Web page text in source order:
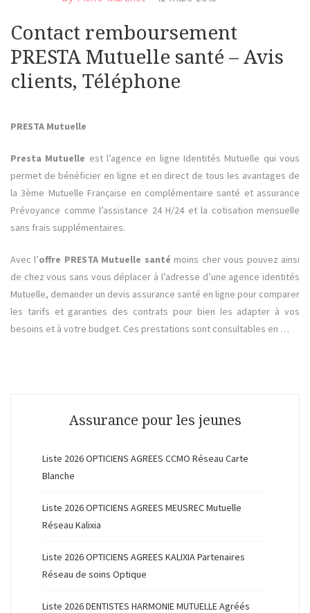
Contact remboursement
PRESTA Mutuelle santé – Avis
clients, Téléphone
PRESTA Mutuelle
Presta Mutuelle est l’agence en ligne Identités Mutuelle qui vous
permet de bénéficier en ligne et en direct de tous les avantages de
la 3ème Mutuelle Française en complémentaire santé et assurance
Prévoyance comme l’assistance 24 H/24 et la cotisation mensuelle
sans frais supplémentaires.
Avec l’offre PRESTA Mutuelle santé moins cher vous pouvez ainsi
de chez vous sans vous déplacer à l’adresse d’une agence identités
Mutuelle, demander un devis assurance santé en ligne pour comparer
les tarifs et garanties des contrats pour bien les adapter à vos
besoins et à votre budget. Ces prestations sont consultables en …
Assurance pour les jeunes
Liste 2026 OPTICIENS AGREES CCMO Réseau Carte
Blanche
Liste 2026 OPTICIENS AGREES MEUSREC Mutuelle
Réseau Kalixia
Liste 2026 OPTICIENS AGREES KALIXIA Partenaires
Réseau de soins Optique
Liste 2026 DENTISTES HARMONIE MUTUELLE Agréés